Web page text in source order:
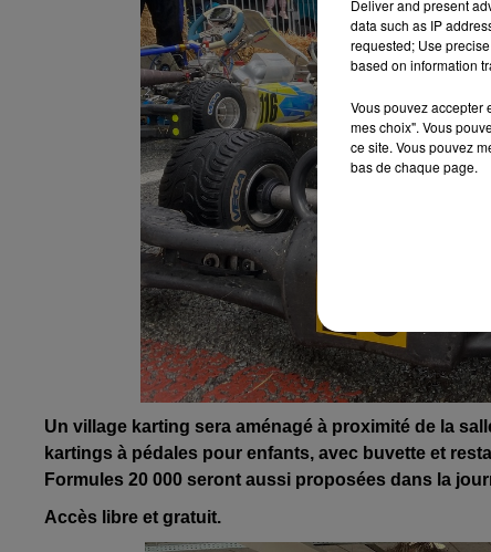
Un village karting sera aménagé à proximité de la
kartings à pédales pour enfants, avec buvette et
Formules 20 000 seront aussi proposées dans la
Accès libre et gratuit.
Deliver and present
data such as IP
requested; Use
based on information
Vous pouvez accepter
mes choix". Vous
ce site. Vous pouvez
bas de chaque page.